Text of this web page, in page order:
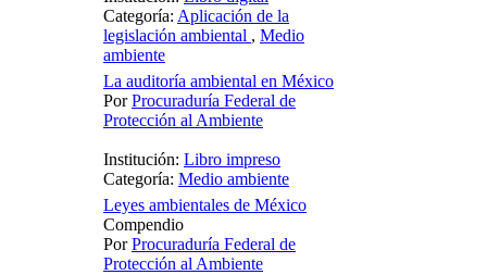
Categoría: Aplicación de la
legislación ambiental , Medio
ambiente
La auditoría ambiental en México
PorProcuraduría Federal de
Protección al Ambiente
Institución: Libro impreso
Categoría: Medio ambiente
Leyes ambientales de México
Compendio
PorProcuraduría Federal de
Protección al Ambiente